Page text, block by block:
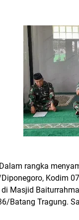
Dalam rangka
Kodim
Masjid
Batang Tragung.